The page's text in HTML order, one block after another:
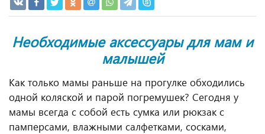
Необходимые аксессуары для мам и
малышей
Как только мамы раньше на прогулке обходились
одной коляской и парой погремушек? Сегодня у
мамы всегда с собой есть сумка или рюкзак с
памперсами, влажными салфетками, сосками,